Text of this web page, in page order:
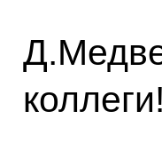
коллеги!